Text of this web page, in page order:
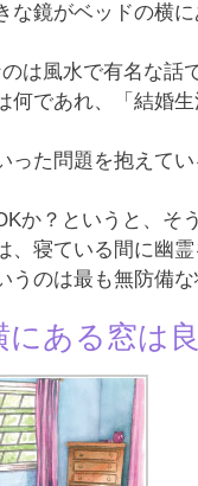
な鏡がベッドの横
は風水で有名な話
何であれ、「結婚
った問題を抱えて
か？というと、そ
、寝ている間に幽
うのは最も無防備
ある窓は